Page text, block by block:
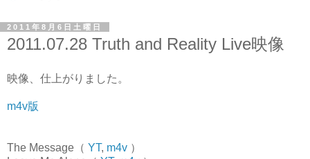
2011年8月6日土曜日
2011.07.28 Truth and Reality Live映像
映像、仕上がりました。
m4v版
The Message（ YT, m4v ）